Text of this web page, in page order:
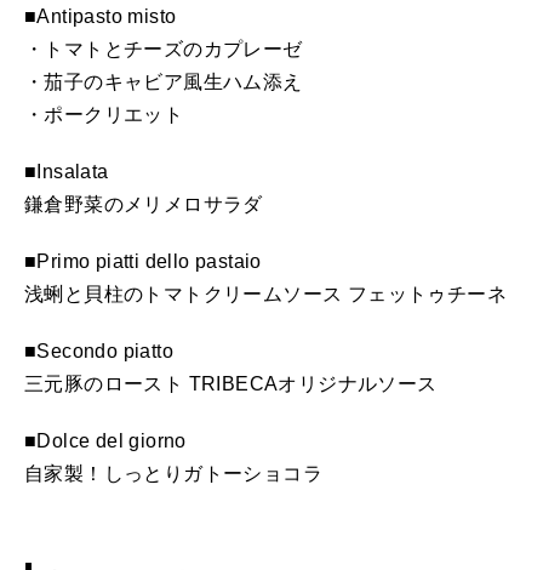
■Antipasto misto
・トマトとチーズのカプレーゼ
・茄子のキャビア風生ハム添え
・ポークリエット
■Insalata
鎌倉野菜のメリメロサラダ
■Primo piatti dello pastaio
浅蜊と貝柱のトマトクリームソース フェットゥチーネ
■Secondo piatto
三元豚のロースト TRIBECAオリジナルソース
■Dolce del giorno
自家製！しっとりガトーショコラ